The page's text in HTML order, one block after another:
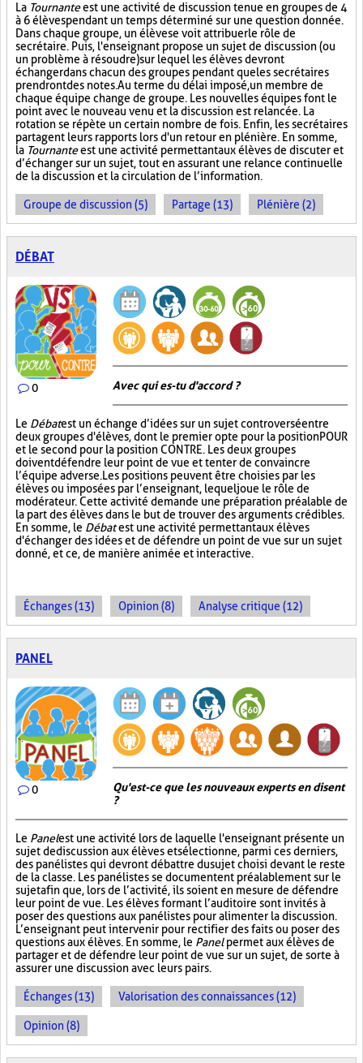
La Tournanteest une activité de discussion tenue en groupes de 4
à 6 élèves pendant un temps déterminé sur une question donnée.
Dans chaque groupe, un élève se voit attribuer le rôle de
secrétaire. Puis, l'enseignant propose un sujet de discussion (ou
un problème à résoudre) sur lequel les élèves devront
échanger dans chacun des groupes pendant que les secrétaires
prendront des notes. Au terme du délai imposé, un membre de
chaque équipe change de groupe. Les nouvelles équipes font le
point avec le nouveau venu et la discussion est relancée. La
rotation se répète un certain nombre de fois. Enfin, les secrétaires
partagent leurs rapports lors d'un retour en plénière. En somme,
la Tournanteest une activité permettant aux élèves de discuter et
d’échanger sur un sujet, tout en assurant une relance continuelle
de la discussion et la circulation de l’information.
Groupe de discussion (5) Partage (13) Plénière (2)
DÉBAT
0 Avec qui es-tu d'accord ?
Le Débatest un échange d’idées sur un sujet controversé entre
deux groupes d'élèves, dont le premier opte pour la position POUR
et le second pour la position CONTRE. Les deux groupes
doivent défendre leur point de vue et tenter de convaincre
l’équipe adverse. Les positions peuvent être choisies par les
élèves ou imposées par l’enseignant, lequel joue le rôle de
modérateur. Cette activité demande une préparation préalable de
la part des élèves dans le but de trouver des arguments crédibles.
En somme, le Débatest une activité permettant aux élèves
d'échanger des idées et de défendre un point de vue sur un sujet
donné, et ce, de manière animée et interactive.
Échanges (13) Opinion (8) Analyse critique (12)
PANEL
0
Qu'est-ce que les nouveaux experts en disent
?
Le Panelest une activité lors de laquelle l'enseignant présente un
sujet de discussion aux élèves et sélectionne, parmi ces derniers,
des panélistes qui devront débattre du sujet choisi devant le reste
de la classe. Les panélistes se documentent préalablement sur le
sujet afin que, lors de l’activité, ils soient en mesure de défendre
leur point de vue. Les élèves formant l’auditoire sont invités à
poser des questions aux panélistes pour alimenter la discussion.
L’enseignant peut intervenir pour rectifier des faits ou poser des
questions aux élèves. En somme, le Panelpermet aux élèves de
partager et de défendre leur point de vue sur un sujet, de sorte à
assurer une discussion avec leurs pairs.
Échanges (13) Valorisation des connaissances (12)
Opinion (8)